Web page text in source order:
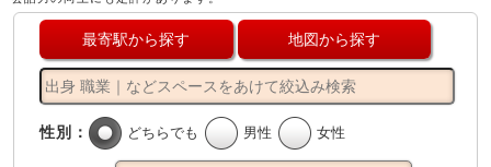
最寄駅から探す 地図から探す
性別： どちらでも 男性 女性